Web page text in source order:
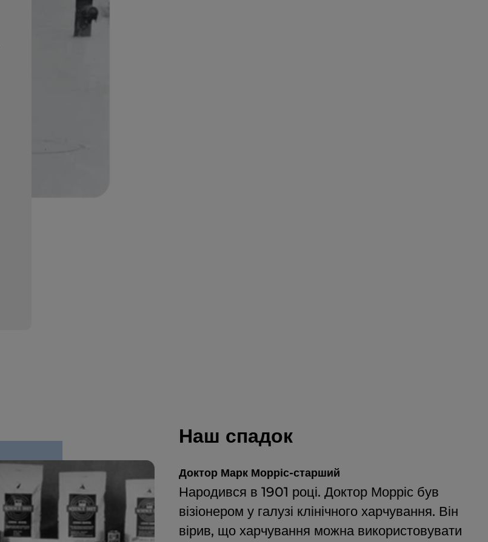
Наш спадок
Доктор Марк Морріс-старший
Народився в 1901 році. Доктор Морріс був
візіонером у галузі клінічного харчування. Він
вірив, що харчування можна використовувати